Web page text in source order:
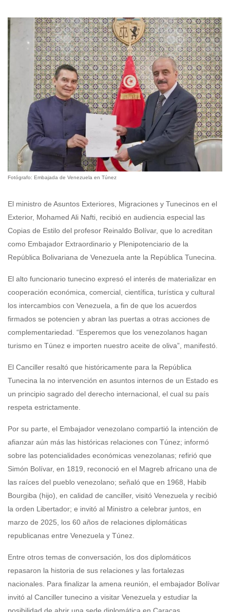
Fotógrafo: Embajada de Venezuela en Túnez
El ministro de Asuntos Exteriores, Migraciones y Tunecinos en el
Exterior, Mohamed Ali Nafti, recibió en audiencia especial las
Copias de Estilo del profesor Reinaldo Bolívar, que lo acreditan
como Embajador Extraordinario y Plenipotenciario de la
República Bolivariana de Venezuela ante la República Tunecina.
El alto funcionario tunecino expresó el interés de materializar en
cooperación económica, comercial, científica, turística y cultural
los intercambios con Venezuela, a fin de que los acuerdos
firmados se potencien y abran las puertas a otras acciones de
complementariedad. “Esperemos que los venezolanos hagan
turismo en Túnez e importen nuestro aceite de oliva”, manifestó.
El Canciller resaltó que históricamente para la República
Tunecina la no intervención en asuntos internos de un Estado es
un principio sagrado del derecho internacional, el cual su país
respeta estrictamente.
Por su parte, el Embajador venezolano compartió la intención de
afianzar aún más las históricas relaciones con Túnez; informó
sobre las potencialidades económicas venezolanas; refirió que
Simón Bolívar, en 1819, reconoció en el Magreb africano una de
las raíces del pueblo venezolano; señaló que en 1968, Habib
Bourgiba (hijo), en calidad de canciller, visitó Venezuela y recibió
la orden Libertador; e invitó al Ministro a celebrar juntos, en
marzo de 2025, los 60 años de relaciones diplomáticas
republicanas entre Venezuela y Túnez.
Entre otros temas de conversación, los dos diplomáticos
repasaron la historia de sus relaciones y las fortalezas
nacionales. Para finalizar la amena reunión, el embajador Bolívar
invitó al Canciller tunecino a visitar Venezuela y estudiar la